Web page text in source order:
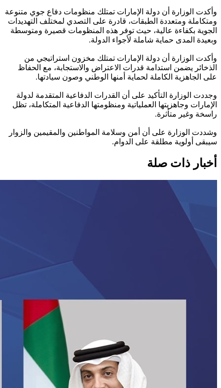
وأكدت الوزارة أن دولة الإمارات تمتلك منظومات دفاع جوي متنوعة
ومتكاملة ومتعددة الطبقات، قادرة على التصدي لمختلف التهديدات
الجوية بكفاءة عالية، حيث توفر هذه المنظومات قصيرة ومتوسطة
وبعيدة المدى حماية شاملة لأجواء الدولة.
وأكدت الوزارة أن دولة الإمارات تمتلك مخزون استراتيجي من
الذخائر يضمن استدامة قدرات الاعتراض والاستجابة، مع الحفاظ
على الجاهزية الكاملة لحماية أمنها الوطني وصون سيادتها.
وجددت الوزارة التأكيد على أن القدرات الدفاعية المتقدمة لدولة
الإمارات وجاهزيتها العملياتية ومنظومتها الدفاعية المتكاملة، تظل
راسخة وغير متأثرة.
وشددت الوزارة على أن أمن وسلامة المواطنين والمقيمين والزوار
سيبقى أولوية مطلقة على الدوام.
أخبار ذات صلة